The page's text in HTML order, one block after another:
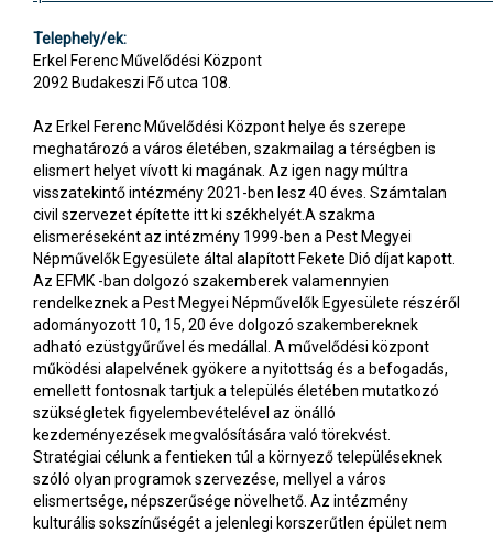
Telephely/ek:
Erkel Ferenc Művelődési Központ
2092 Budakeszi Fő utca 108.
Az Erkel Ferenc Művelődési Központ helye és szerepe
meghatározó a város életében, szakmailag a térségben is
elismert helyet vívott ki magának. Az igen nagy múltra
visszatekintő intézmény 2021-ben lesz 40 éves. Számtalan
civil szervezet építette itt ki székhelyét.A szakma
elismeréseként az intézmény 1999-ben a Pest Megyei
Népművelők Egyesülete által alapított Fekete Dió díjat kapott.
Az EFMK -ban dolgozó szakemberek valamennyien
rendelkeznek a Pest Megyei Népművelők Egyesülete részéről
adományozott 10, 15, 20 éve dolgozó szakembereknek
adható ezüstgyűrűvel és medállal. A művelődési központ
működési alapelvének gyökere a nyitottság és a befogadás,
emellett fontosnak tartjuk a település életében mutatkozó
szükségletek figyelembevételével az önálló
kezdeményezések megvalósítására való törekvést.
Stratégiai célunk a fentieken túl a környező településeknek
szóló olyan programok szervezése, mellyel a város
elismertsége, népszerűsége növelhető. Az intézmény
kulturális sokszínűségét a jelenlegi korszerűtlen épület nem